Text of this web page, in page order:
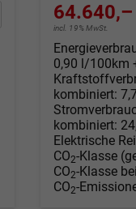
64.640,–
incl. 19% MwSt.
0,90 l/100km
kombiniert:
kombiniert:
Elektrische
CO2-Klasse
CO2-Klasse
CO2-